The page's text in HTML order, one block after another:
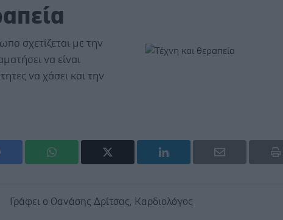
σχετίζεται με την
να είναι
να χάσει και την
Γράφει ο Θανάσης Δρίτσας, Καρδιολόγος